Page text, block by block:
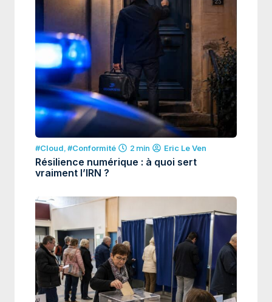
#Cloud,#Conformité 2 min Eric Le Ven
Résilience numérique : à quoi sert
vraiment l’IRN ?